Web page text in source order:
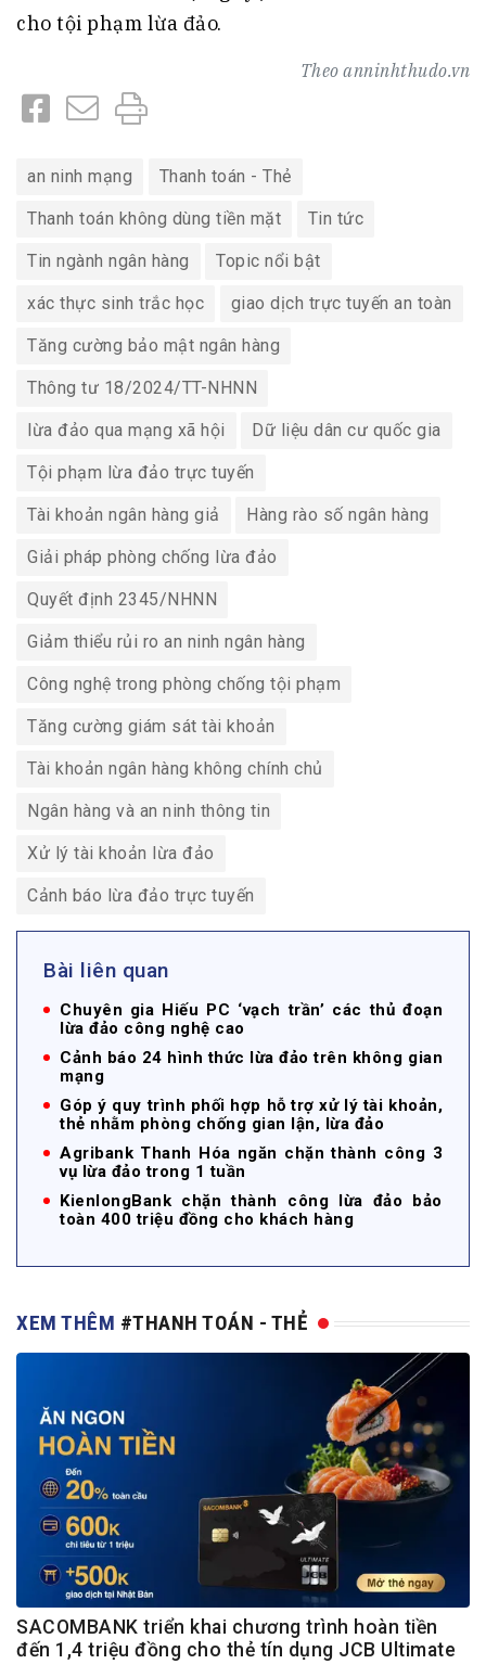
cho tội phạm lừa đảo.
Theo anninhthudo.vn
an ninh mạng Thanh toán - Thẻ
Thanh toán không dùng tiền mặt Tin tức
Tin ngành ngân hàng Topic nổi bật
xác thực sinh trắc học giao dịch trực tuyến an toàn
Tăng cường bảo mật ngân hàng
Thông tư 18/2024/TT-NHNN
lừa đảo qua mạng xã hội Dữ liệu dân cư quốc gia
Tội phạm lừa đảo trực tuyến
Tài khoản ngân hàng giả Hàng rào số ngân hàng
Giải pháp phòng chống lừa đảo
Quyết định 2345/NHNN
Giảm thiểu rủi ro an ninh ngân hàng
Công nghệ trong phòng chống tội phạm
Tăng cường giám sát tài khoản
Tài khoản ngân hàng không chính chủ
Ngân hàng và an ninh thông tin
Xử lý tài khoản lừa đảo
Cảnh báo lừa đảo trực tuyến
Bài liên quan
Chuyên gia Hiếu PC ‘vạch trần’ các thủ đoạn
lừa đảo công nghệ cao
Cảnh báo 24 hình thức lừa đảo trên không gian
mạng
Góp ý quy trình phối hợp hỗ trợ xử lý tài khoản,
thẻ nhằm phòng chống gian lận, lừa đảo
Agribank Thanh Hóa ngăn chặn thành công 3
vụ lừa đảo trong 1 tuần
KienlongBank chặn thành công lừa đảo bảo
toàn 400 triệu đồng cho khách hàng
XEM THÊM #THANH TOÁN - THẺ
SACOMBANK triển khai chương trình hoàn tiền
đến 1,4 triệu đồng cho thẻ tín dụng JCB Ultimate